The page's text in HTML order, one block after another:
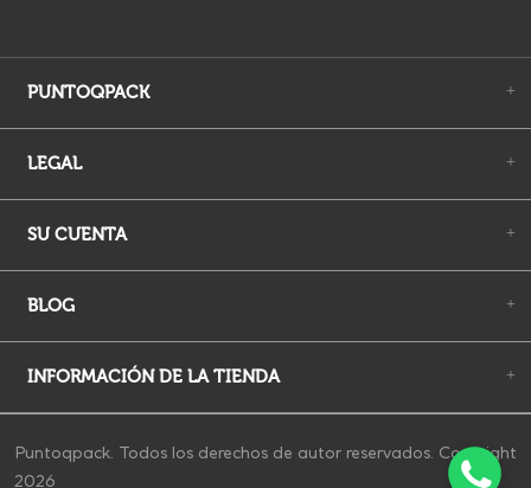
PUNTOQPACK +
LEGAL +
SU CUENTA +
BLOG +
INFORMACIÓN DE LA TIENDA +
Puntoqpack. Todos los derechos de autor reservados. Copyright
2026